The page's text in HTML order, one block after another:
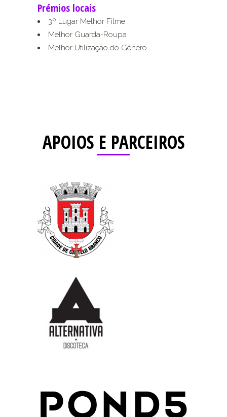
Prémios locais
3º Lugar Melhor Filme
Melhor Guarda-Roupa
Melhor Utilização do Género
APOIOS E PARCEIROS